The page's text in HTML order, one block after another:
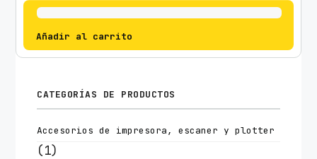
Añadir al carrito
CATEGORÍAS DE PRODUCTOS
Accesorios de impresora, escaner y plotter
(1)